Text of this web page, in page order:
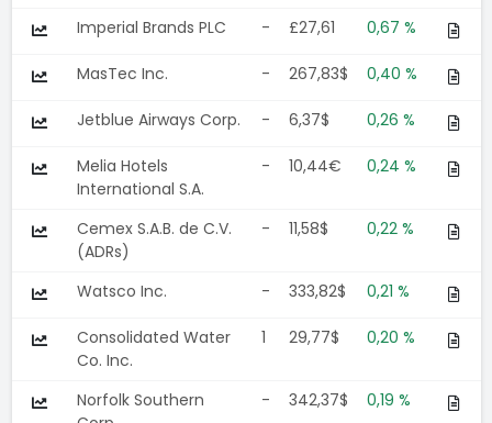
Imperial Brands PLC - £27,61 0,67 %
MasTec Inc. - 267,83$ 0,40 %
Jetblue Airways Corp. - 6,37$ 0,26 %
Melia Hotels
International S.A.
- 10,44€ 0,24 %
Cemex S.A.B. de C.V.
(ADRs)
- 11,58$ 0,22 %
Watsco Inc. - 333,82$ 0,21 %
Consolidated Water
Co. Inc.
1 29,77$ 0,20 %
Norfolk Southern
- 342,37$ 0,19 %